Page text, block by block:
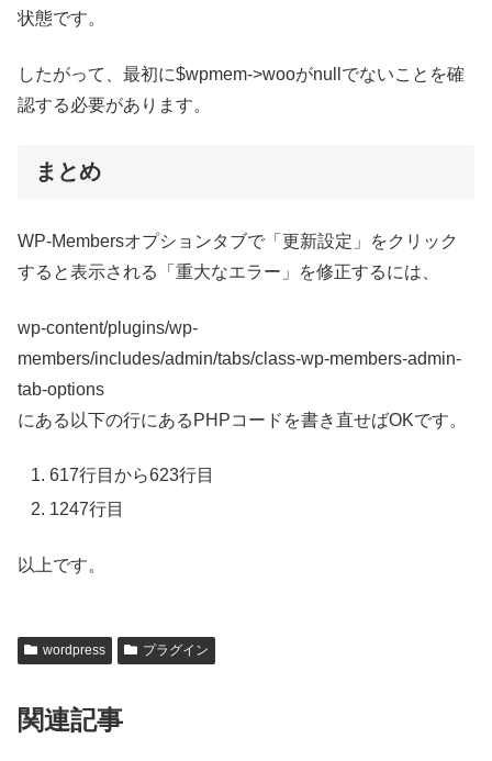
状態です。
したがって、最初に$wpmem->wooがnullでないことを確
認する必要があります。
まとめ
WP-Membersオプションタブで「更新設定」をクリック
すると表示される「重大なエラー」を修正するには、
wp-content/plugins/wp-
members/includes/admin/tabs/class-wp-members-admin-
tab-options
にある以下の行にあるPHPコードを書き直せばOKです。
617行目から623行目
1247行目
以上です。
wordpress プラグイン
関連記事